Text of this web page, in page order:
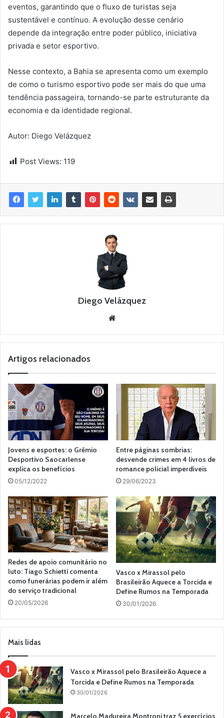
eventos, garantindo que o fluxo de turistas seja
sustentável e contínuo. A evolução desse cenário
depende da integração entre poder público, iniciativa
privada e setor esportivo.
Nesse contexto, a Bahia se apresenta como um exemplo
de como o turismo esportivo pode ser mais do que uma
tendência passageira, tornando-se parte estruturante da
economia e da identidade regional.
Autor: Diego Velázquez
Post Views: 119
Diego Velázquez
Website
Artigos relacionados
Jovens e esportes: o Grêmio
Desportivo Saocarlense
explica os benefícios
05/12/2022
Entre páginas sombrias:
desvende crimes em 4 livros de
romance policial imperdíveis
29/06/2023
Redes de apoio comunitário no
luto: Tiago Schietti comenta
como funerárias podem ir além
do serviço tradicional
20/05/2026
Vasco x Mirassol pelo
Brasileirão Aquece a Torcida e
Define Rumos na Temporada
30/01/2026
Mais lidas
Vasco x Mirassol pelo Brasileirão Aquece a
Torcida e Define Rumos na Temporada
30/01/2026
Marcelo Madureira Montroni traz 5 exercícios